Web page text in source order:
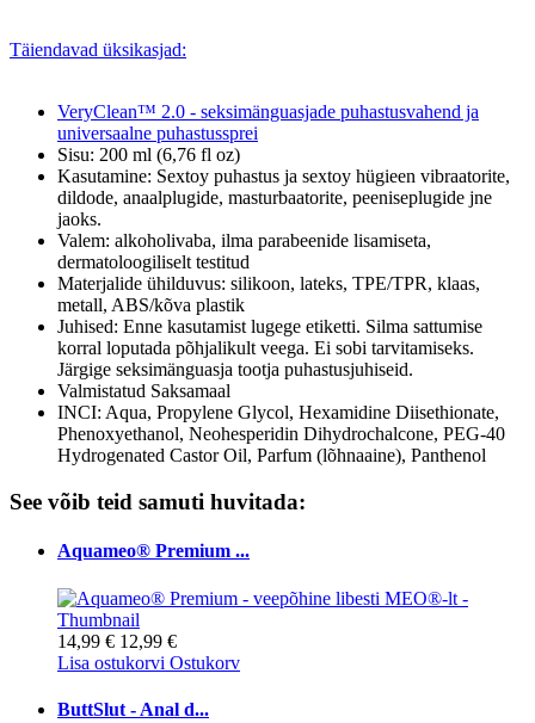
Täiendavad üksikasjad:
VeryClean™ 2.0 - seksimänguasjade puhastusvahend ja
universaalne puhastussprei
Sisu: 200 ml (6,76 fl oz)
Kasutamine: Sextoy puhastus ja sextoy hügieen vibraatorite,
dildode, anaalplugide, masturbaatorite, peeniseplugide jne
jaoks.
Valem: alkoholivaba, ilma parabeenide lisamiseta,
dermatoloogiliselt testitud
Materjalide ühilduvus: silikoon, lateks, TPE/TPR, klaas,
metall, ABS/kõva plastik
Juhised: Enne kasutamist lugege etiketti. Silma sattumise
korral loputada põhjalikult veega. Ei sobi tarvitamiseks.
Järgige seksimänguasja tootja puhastusjuhiseid.
Valmistatud Saksamaal
INCI: Aqua, Propylene Glycol, Hexamidine Diisethionate,
Phenoxyethanol, Neohesperidin Dihydrochalcone, PEG-40
Hydrogenated Castor Oil, Parfum (lõhnaaine), Panthenol
See võib teid samuti huvitada:
Aquameo® Premium ...
14,99 € 12,99 €
Lisa ostukorvi Ostukorv
ButtSlut - Anal d...